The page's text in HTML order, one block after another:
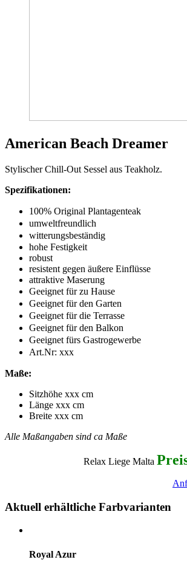
American Beach Dreamer
Stylischer Chill-Out Sessel aus Teakholz.
Spezifikationen:
100% Original Plantagenteak
umweltfreundlich
witterungsbeständig
hohe Festigkeit
robust
resistent gegen äußere Einflüsse
attraktive Maserung
Geeignet für zu Hause
Geeignet für den Garten
Geeignet für die Terrasse
Geeignet für den Balkon
Geeignet fürs Gastrogewerbe
Art.Nr: xxx
Maße:
Sitzhöhe xxx cm
Länge xxx cm
Breite xxx cm
Alle Maßangaben sind ca Maße
Relax Liege Malta
Aktuell erhältliche Farbvarianten
Royal Azur